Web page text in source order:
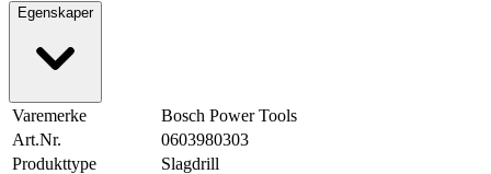
Egenskaper
Varemerke
Bosch Power Tools
Art.Nr.
0603980303
Produkttype
Slagdrill